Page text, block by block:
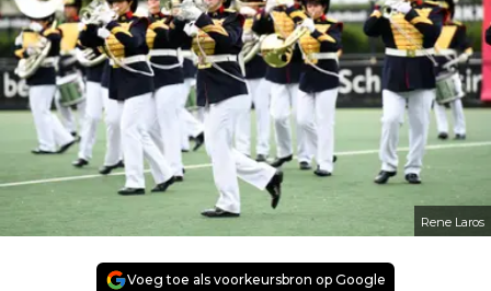
Rene Laros
Voeg toe als voorkeursbron op Google